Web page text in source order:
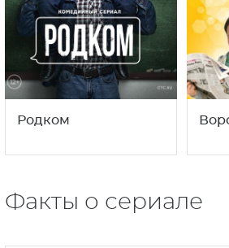
Родком
Факты о сериале